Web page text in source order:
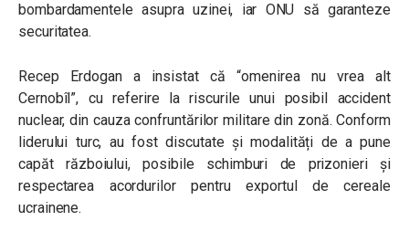
bombardamentele asupra uzinei, iar ONU să garanteze
securitatea.
Recep Erdogan a insistat că “omenirea nu vrea alt
Cernobîl”, cu referire la riscurile unui posibil accident
nuclear, din cauza confruntărilor militare din zonă. Conform
liderului turc, au fost discutate și modalități de a pune
capăt războiului, posibile schimburi de prizonieri și
respectarea acordurilor pentru exportul de cereale
ucrainene.